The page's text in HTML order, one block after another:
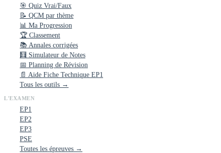
🎯 Quiz Vrai/Faux
📝 QCM par thème
📊 Ma Progression
🏆 Classement
📚 Annales corrigées
🧮 Simulateur de Notes
📅 Planning de Révision
📄 Aide Fiche Technique EP1
Tous les outils →
L'EXAMEN
EP1
EP2
EP3
PSE
Toutes les épreuves →